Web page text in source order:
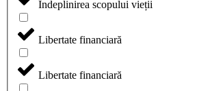
Îndeplinirea scopului vieții
Libertate financiară
Libertate financiară